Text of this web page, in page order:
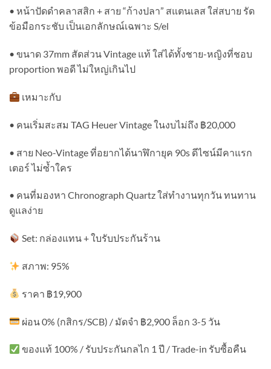
• หน้าปัดดำคลาสสิก + สาย “ก้างปลา” สแตนเลส ใส่สบาย รัด
ข้อมือกระชับ เป็นเอกลักษณ์เฉพาะ S/el
• ขนาด 37mm สัดส่วน Vintage แท้ ใส่ได้ทั้งชาย-หญิงที่ชอบ
proportion พอดี ไม่ใหญ่เกินไป
เหมาะกับ
• คนเริ่มสะสม TAG Heuer Vintage ในงบไม่ถึง ฿20,000
• สาย Neo-Vintage ที่อยากได้นาฬิกายุค 90s ดีไซน์มีคาแรก
เตอร์ ไม่ซ้ำใคร
• คนที่มองหา Chronograph Quartz ใส่ทำงานทุกวัน ทนทาน
ดูแลง่าย
Set: กล่องแทน + ใบรับประกันร้าน
สภาพ: 95%
ราคา ฿19,900
ผ่อน 0% (กสิกร/SCB) / มัดจำ ฿2,900 ล็อก 3-5 วัน
ของแท้ 100% / รับประกันกลไก 1 ปี / Trade-in รับซื้อคืน